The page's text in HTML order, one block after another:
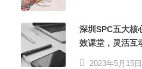
深圳SPC五大核
效课堂，灵活互
2023年5月15日